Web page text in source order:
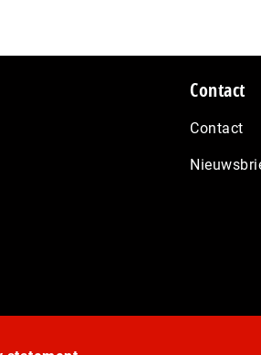
Contact
Contact